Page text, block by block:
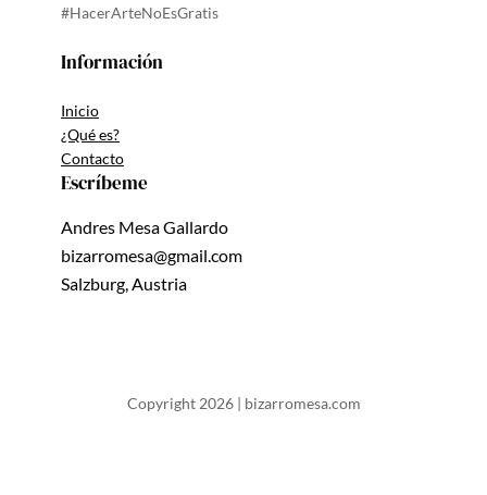
#HacerArteNoEsGratis
Información
Inicio
¿Qué es?
Contacto
Escríbeme
Andres Mesa Gallardo
bizarromesa@gmail.com
Salzburg, Austria
Copyright 2026 | bizarromesa.com